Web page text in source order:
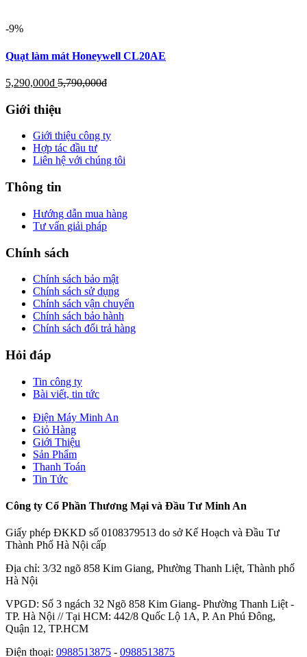
-9%
Quạt làm mát Honeywell CL20AE
5,290,000đ 5,790,000đ
Giới thiệu
Giới thiệu công ty
Hợp tác đầu tư
Liên hệ với chúng tôi
Thông tin
Hướng dẫn mua hàng
Tư vấn giải pháp
Chính sách
Chính sách bảo mật
Chính sách sử dụng
Chính sách vận chuyển
Chính sách bảo hành
Chính sách đổi trả hàng
Hỏi đáp
Tin công ty
Bài viết, tin tức
Điện Máy Minh An
Giỏ Hàng
Giới Thiệu
Sản Phẩm
Thanh Toán
Tin Tức
Công ty Cổ Phần Thương Mại và Đầu Tư Minh An
Giấy phép ĐKKD số 0108379513 do sở Kế Hoạch và Đầu Tư
Thành Phố Hà Nội cấp
Địa chỉ: 3/32 ngõ 858 Kim Giang, Phường Thanh Liệt, Thành phố
Hà Nội
VPGD: Số 3 ngách 32 Ngõ 858 Kim Giang- Phường Thanh Liệt -
TP. Hà Nội // Tại HCM: 442/8 Quốc Lộ 1A, P. An Phú Đông,
Quận 12, TP.HCM
Điện thoại: 0988513875 - 0988513875